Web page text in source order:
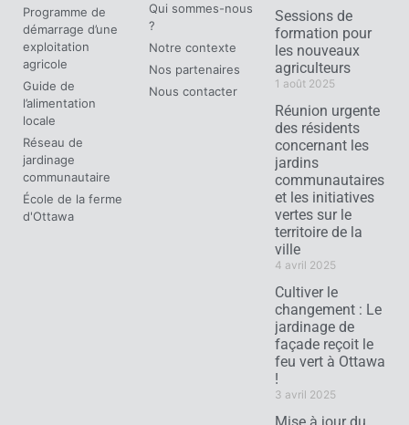
Programme de
démarrage d’une
exploitation
agricole
Guide de
l’alimentation
locale
Réseau de
jardinage
communautaire
École de la ferme
d'Ottawa
Qui sommes-nous
?
Notre contexte
Nos partenaires
Nous contacter
Sessions de
formation pour
les nouveaux
agriculteurs
1 août 2025
Réunion urgente
des résidents
concernant les
jardins
communautaires
et les initiatives
vertes sur le
territoire de la
ville
4 avril 2025
Cultiver le
changement : Le
jardinage de
façade reçoit le
feu vert à Ottawa
!
3 avril 2025